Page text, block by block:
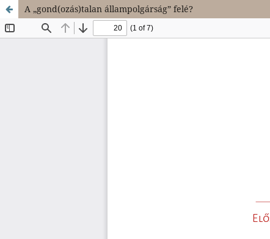
A „gond(ozás)talan állampolgárság” felé?